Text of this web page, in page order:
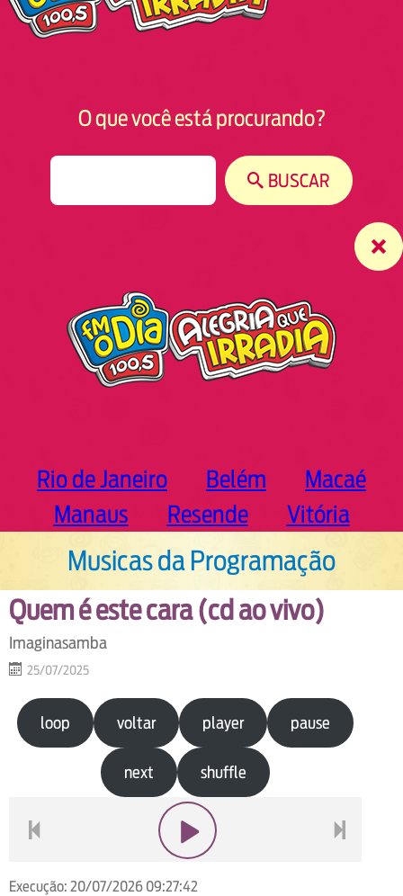
O que você está procurando?
BUSCAR
Rio de Janeiro Belém
Macaé
Manaus
Resende Vitória
Musicas da Programação
Quem é este cara (cd ao vivo)
Imaginasamba
25/07/2025
loop voltar player pause
next shuffle
Execução: 20/07/2026 09:27:42